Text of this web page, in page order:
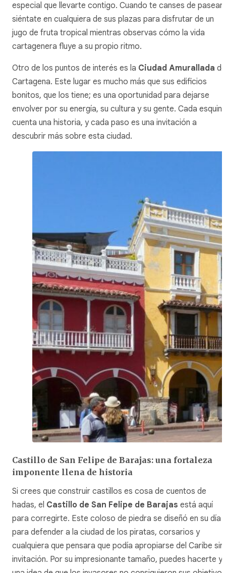
especial que llevarte contigo. Cuando te canses de pasear,
siéntate en cualquiera de sus plazas para disfrutar de un
jugo de fruta tropical mientras observas cómo la vida
cartagenera fluye a su propio ritmo.
Otro de los puntos de interés es la Ciudad Amurallada de
Cartagena. Este lugar es mucho más que sus edificios
bonitos, que los tiene; es una oportunidad para dejarse
envolver por su energía, su cultura y su gente. Cada esquina
cuenta una historia, y cada paso es una invitación a
descubrir más sobre esta ciudad.
Castillo de San Felipe de Barajas: una fortaleza
imponente llena de historia
Si crees que construir castillos es cosa de cuentos de
hadas, el Castillo de San Felipe de Barajas está aquí
para corregirte. Este coloso de piedra se diseñó en su día
para defender a la ciudad de los piratas, corsarios y
cualquiera que pensara que podía apropiarse del Caribe sin
invitación. Por su impresionante tamaño, puedes hacerte